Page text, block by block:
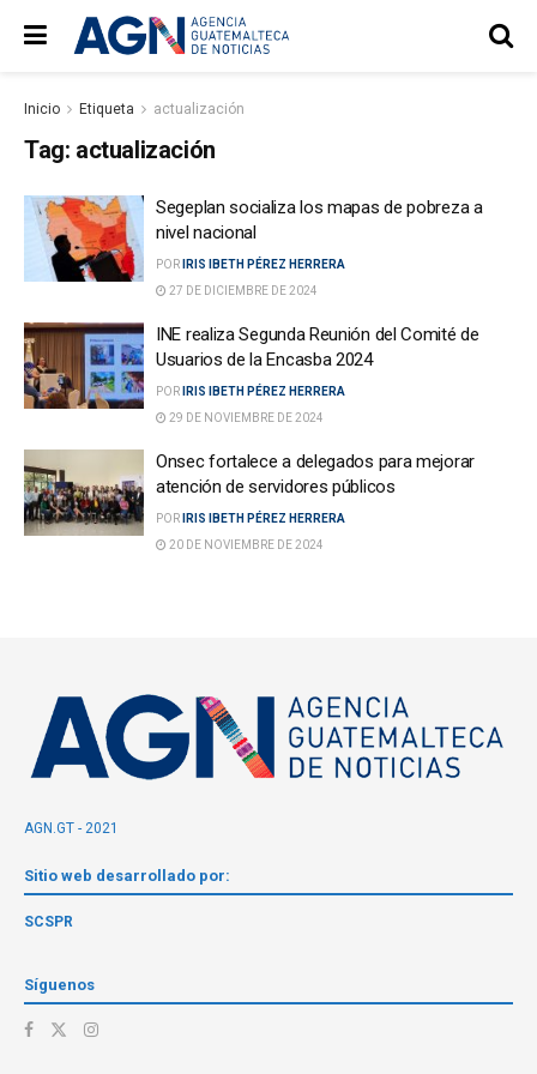
Inicio Etiqueta actualización
Tag: actualización
Segeplan socializa los mapas de pobreza a
nivel nacional
POR
IRIS IBETH PÉREZ HERRERA
27 DE DICIEMBRE DE 2024
INE realiza Segunda Reunión del Comité de
Usuarios de la Encasba 2024
POR
IRIS IBETH PÉREZ HERRERA
29 DE NOVIEMBRE DE 2024
Onsec fortalece a delegados para mejorar
atención de servidores públicos
POR
IRIS IBETH PÉREZ HERRERA
20 DE NOVIEMBRE DE 2024
AGN.GT - 2021
Sitio web desarrollado por:
SCSPR
Síguenos